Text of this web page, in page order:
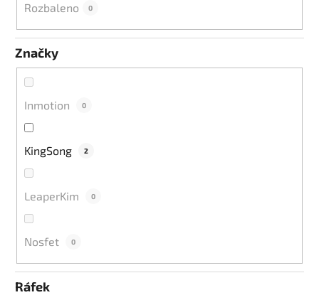
Rozbaleno 0
Značky
Inmotion 0
KingSong 2
LeaperKim 0
Nosfet 0
Ráfek